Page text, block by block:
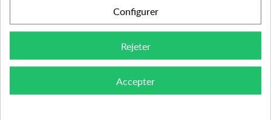
Matériau
Inox / Technopolymère
Matériau
Configurer
Rejeter
Accepter